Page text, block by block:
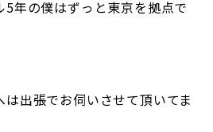
年の僕はずっと東京を拠点で
出張でお伺いさせて頂いてま